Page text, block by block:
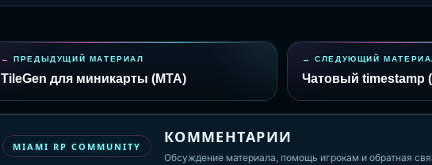
ПРЕДЫДУЩИЙ МАТЕРИАЛ
TileGen для миникарты (MTA)
СЛЕДУЮЩИЙ
Чатовый timestamp
MIAMI RP COMMUNITY КОММЕНТАРИИ
Обсуждение материала, помощь игрокам и обратная